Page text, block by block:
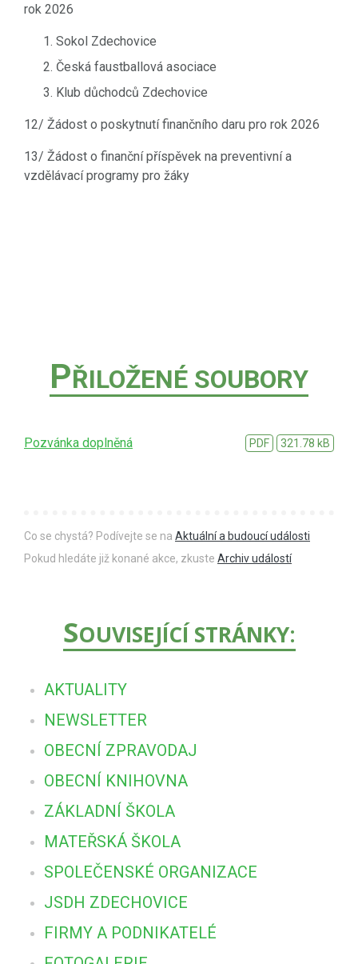
rok 2026
Sokol Zdechovice
Česká faustballová asociace
Klub důchodců Zdechovice
12/ Žádost o poskytnutí finančního daru pro rok 2026
13/ Žádost o finanční příspěvek na preventivní a
vzdělávací programy pro žáky
PŘILOŽENÉ SOUBORY
Pozvánka doplněná PDF 321.78 kB
Co se chystá? Podívejte se na Aktuální a budoucí události
Pokud hledáte již konané akce, zkuste Archiv událostí
SOUVISEJÍCÍ STRÁNKY:
AKTUALITY
NEWSLETTER
OBECNÍ ZPRAVODAJ
OBECNÍ KNIHOVNA
ZÁKLADNÍ ŠKOLA
MATEŘSKÁ ŠKOLA
SPOLEČENSKÉ ORGANIZACE
JSDH ZDECHOVICE
FIRMY A PODNIKATELÉ